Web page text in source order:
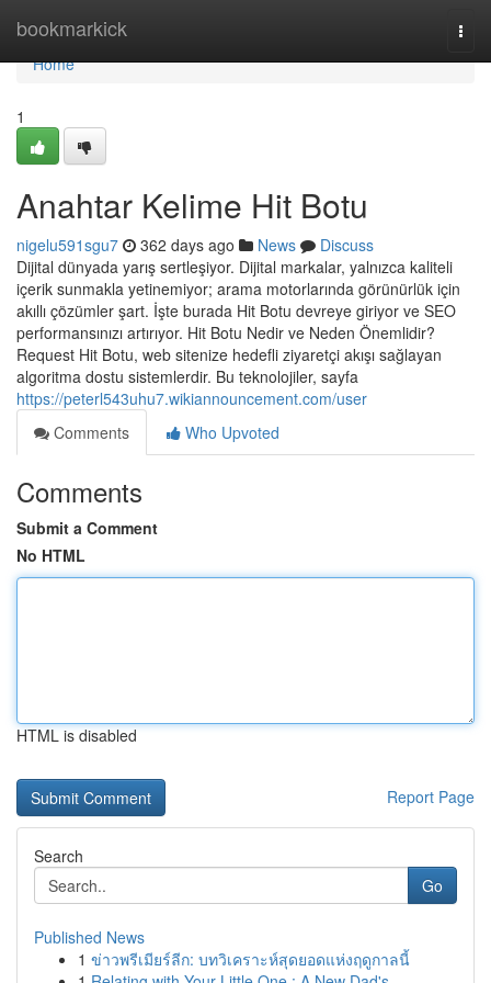
bookmarkick
Home
Home
1
Anahtar Kelime Hit Botu
nigelu591sgu7 362 days ago News
Discuss
Dijital dünyada yarış sertleşiyor. Dijital markalar, yalnızca kaliteli
içerik sunmakla yetinemiyor; arama motorlarında görünürlük için
akıllı çözümler şart. İşte burada Hit Botu devreye giriyor ve SEO
performansınızı artırıyor. Hit Botu Nedir ve Neden Önemlidir?
Request Hit Botu, web sitenize hedefli ziyaretçi akışı sağlayan
algoritma dostu sistemlerdir. Bu teknolojiler, sayfa
https://peterl543uhu7.wikiannouncement.com/user
Comments
Who Upvoted
Comments
Submit a Comment
No HTML
HTML is disabled
Report Page
Search
Go
Published News
1 ข่าวพรีเมียร์ลีก: บทวิเคราะห์สุดยอดแห่งฤดูกาลนี้